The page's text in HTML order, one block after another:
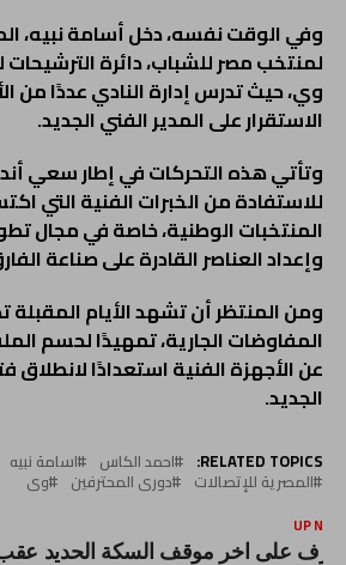
وفي الوقت نفسه، دخل أسامة نبيه،
لمنتخب مصر للشباب، دائرة
وي، حيث تدرس إدارة النادي عددًا من
الاستقرار على المدير الفني الجديد.
وتأتي هذه التحركات في إطار سعي
للاستفادة من الخبرات الفنية التي
المنتخبات الوطنية، خاصة في مجال
وإعداد العناصر القادرة على صناعة
ومن المنتظر أن تشهد الأيام
المفاوضات الجارية، تمهيدًا لحسم
عن الأجهزة الفنية استعدادًا لانطلاق
الجديد.
RELATED TOPICS: احمد الكاس اسامة نبيه
المصرية للإتصالات دورى المحترفين وى
UP
على اخر موقف السكة الحديد عقب